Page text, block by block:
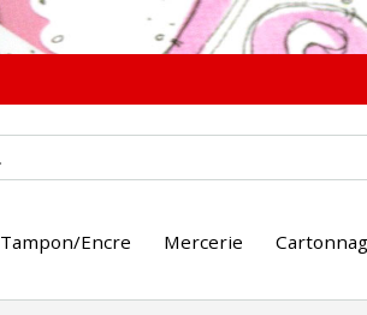
Tampon/Encre Mercerie